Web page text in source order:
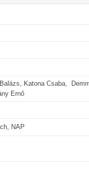
Katona Csaba,
Ernő
NAP